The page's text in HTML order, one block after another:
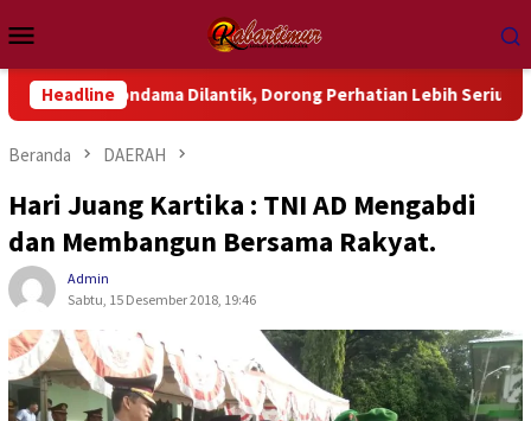
ke
kontenMobile
HeadlineDilantik, Dorong Perhatian Lebih Serius Terhadap Isu
Beranda DAERAH
Hari Juang Kartika : TNI AD Mengabdi
dan Membangun Bersama Rakyat.
Admin
Sabtu, 15 Desember 2018, 19:46